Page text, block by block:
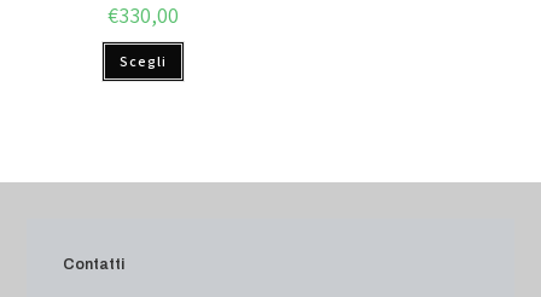
€330,00
Scegli
Contatti